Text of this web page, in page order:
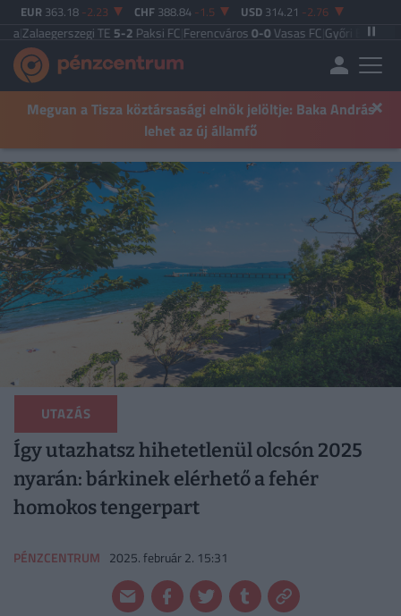
EUR 363.18 -2.23 CHF 388.84 -1.5 USD 314.21 -2.76
TE5-2Paksi FC|Ferencváros0-0Vasas FC|Győri ETO FC4-0
Megvan a Tisza köztársasági elnök jelöltje: Baka András
lehet az új államfő
×
UTAZÁS
Így utazhatsz hihetetlenül olcsón 2025
nyarán: bárkinek elérhető a fehér
homokos tengerpart
PÉNZCENTRUM 2025. február 2. 15:31